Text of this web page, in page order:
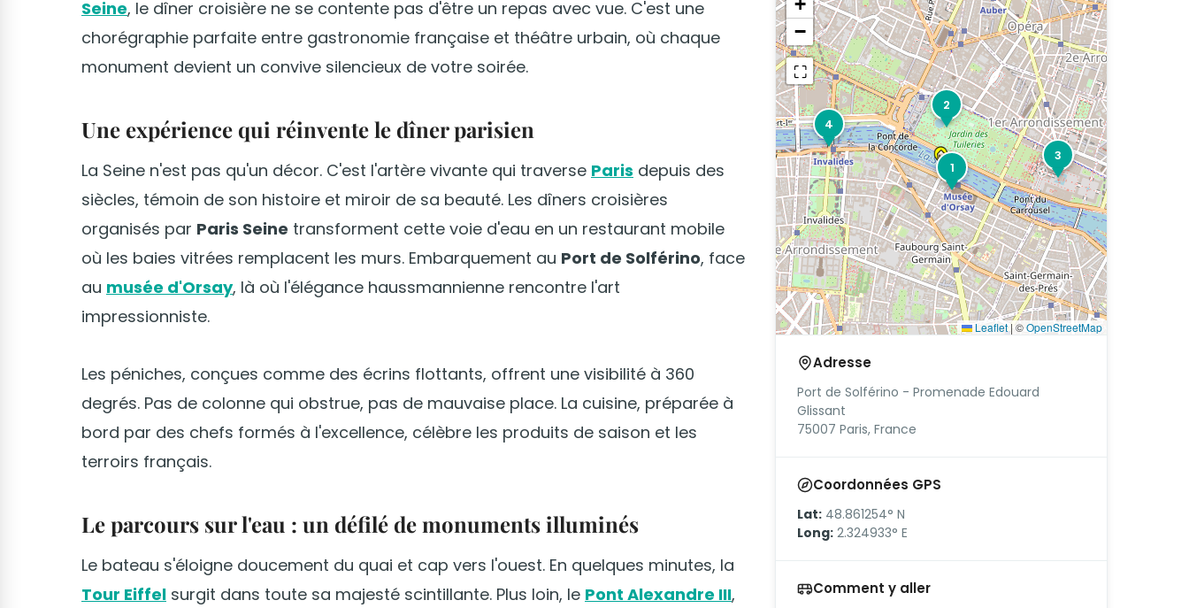
Seine, le dîner croisière ne se contente pas d'être un repas avec vue. C'est une
chorégraphie parfaite entre gastronomie française et théâtre urbain, où chaque
monument devient un convive silencieux de votre soirée.
Une expérience qui réinvente le dîner parisien
La Seine n'est pas qu'un décor. C'est l'artère vivante qui traverse Paris depuis des
siècles, témoin de son histoire et miroir de sa beauté. Les dîners croisières
organisés par Paris Seine transforment cette voie d'eau en un restaurant mobile
où les baies vitrées remplacent les murs. Embarquement au Port de Solférino, face
au musée d'Orsay, là où l'élégance haussmannienne rencontre l'art
impressionniste.
Les péniches, conçues comme des écrins flottants, offrent une visibilité à 360
degrés. Pas de colonne qui obstrue, pas de mauvaise place. La cuisine, préparée à
bord par des chefs formés à l'excellence, célèbre les produits de saison et les
terroirs français.
Le parcours sur l'eau : un défilé de monuments illuminés
Le bateau s'éloigne doucement du quai et cap vers l'ouest. En quelques minutes, la
Tour Eiffel surgit dans toute sa majesté scintillante. Plus loin, le Pont Alexandre III,
1
2
3
4
−
⛶
Leaflet |©OpenStreetMap
Adresse
Port de Solférino - Promenade Edouard
Glissant
75007 Paris, France
Coordonnées GPS
Lat: 48.861254° N
Long: 2.324933° E
Comment y aller